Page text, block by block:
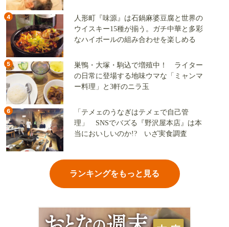
4
人形町『味源』は石鍋麻婆豆腐と世界の
ウイスキー15種が揃う。ガチ中華と多彩
なハイボールの組み合わせを楽しめる
5
巣鴨・大塚・駒込で増殖中！ ライター
の日常に登場する地味ウマな「ミャンマ
ー料理」と3軒のニラ玉
6
「テメェのうなぎはテメェで自己管
理」 SNSでバズる『野沢屋本店』は本
当においしいのか!? いざ実食調査
ランキングをもっと見る